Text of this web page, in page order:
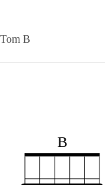
Tom B
B